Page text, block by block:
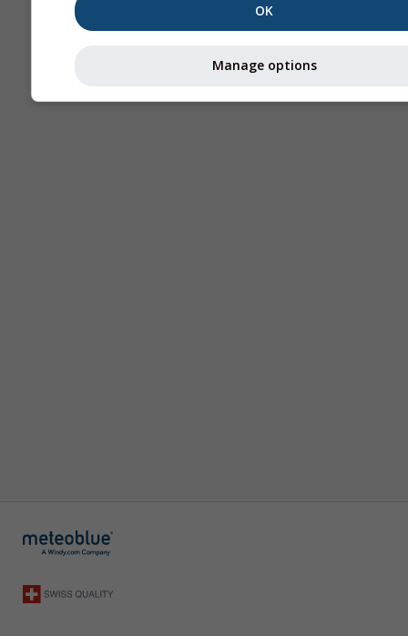
OK
Manage options